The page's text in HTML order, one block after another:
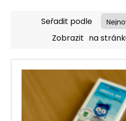
Seřadit podle
Zobrazit na